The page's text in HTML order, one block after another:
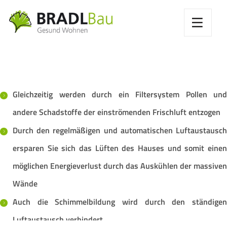
Gleichzeitig werden durch ein Filtersystem Pollen und
andere Schadstoffe der einströmenden Frischluft entzogen
Durch den regelmäßigen und automatischen Luftaustausch
ersparen Sie sich das Lüften des Hauses und somit einen
möglichen Energieverlust durch das Auskühlen der massiven
Wände
Auch die Schimmelbildung wird durch den ständigen
Luftaustausch verhindert